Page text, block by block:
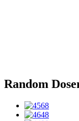
Random